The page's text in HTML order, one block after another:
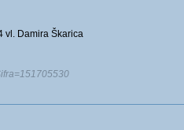
vl. Damira Škarica